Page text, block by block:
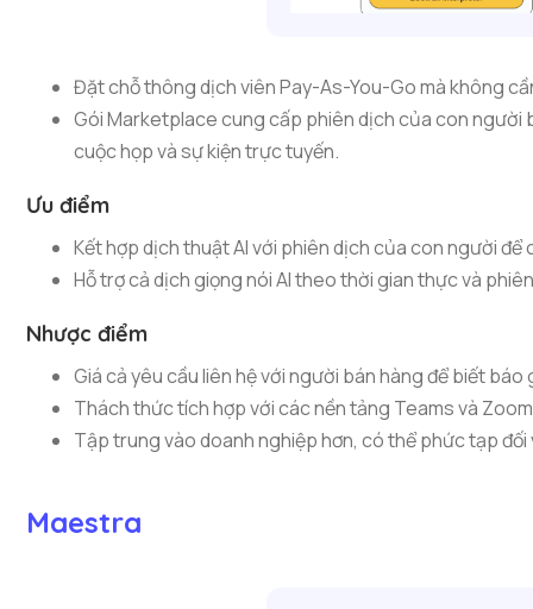
Đặt chỗ thông dịch viên Pay-As-You-Go mà không
Gói Marketplace cung cấp phiên dịch của con người
cuộc họp và sự kiện trực tuyến.
Ưu điểm
Kết hợp dịch thuật AI với phiên dịch của con người để
Hỗ trợ cả dịch giọng nói AI theo thời gian thực và
Nhược điểm
Giá cả yêu cầu liên hệ với người bán hàng để biết
Thách thức tích hợp với các nền tảng Teams và
Tập trung vào doanh nghiệp hơn, có thể phức tạp
Maestra